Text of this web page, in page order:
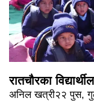
रातचौरका
अनिल खत्री२२ पुस,